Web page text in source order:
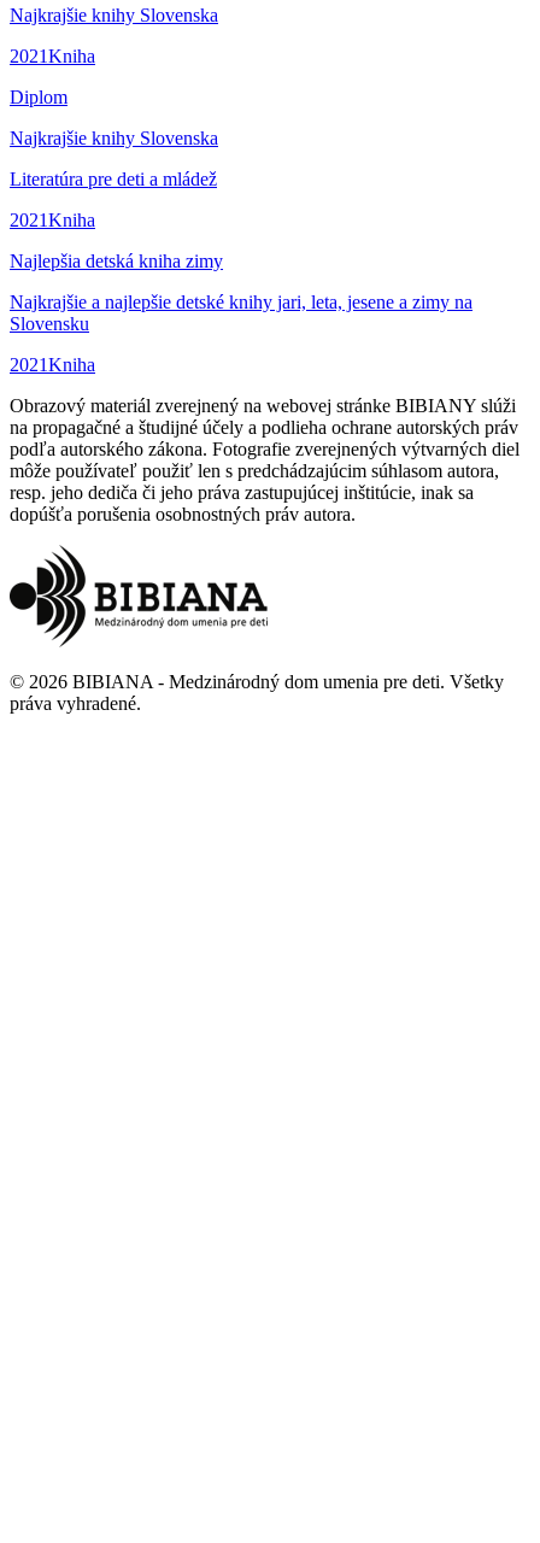
Najkrajšie knihy Slovenska
2021Kniha
Diplom
Najkrajšie knihy Slovenska
Literatúra pre deti a mládež
2021Kniha
Najlepšia detská kniha zimy
Najkrajšie a najlepšie detské knihy jari, leta, jesene a zimy na
Slovensku
2021Kniha
Obrazový materiál zverejnený na webovej stránke BIBIANY slúži
na propagačné a študijné účely a podlieha ochrane autorských práv
podľa autorského zákona. Fotografie zverejnených výtvarných diel
môže používateľ použiť len s predchádzajúcim súhlasom autora,
resp. jeho dediča či jeho práva zastupujúcej inštitúcie, inak sa
dopúšťa porušenia osobnostných práv autora.
© 2026 BIBIANA - Medzinárodný dom umenia pre deti. Všetky
práva vyhradené.